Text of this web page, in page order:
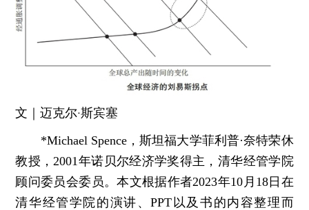
文｜迈克尔·斯宾塞
*Michael Spence，斯坦福大学菲利普·奈特荣休
教授，2001年诺贝尔经济学奖得主，清华经管学院
顾问委员会委员。本文根据作者2023年10月18日在
清华经管学院的演讲、PPT以及书的内容整理而